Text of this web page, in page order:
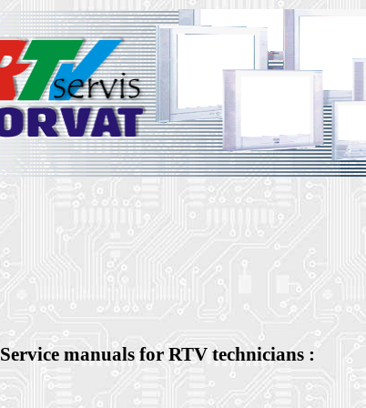
Service manuals for RTV technicians :